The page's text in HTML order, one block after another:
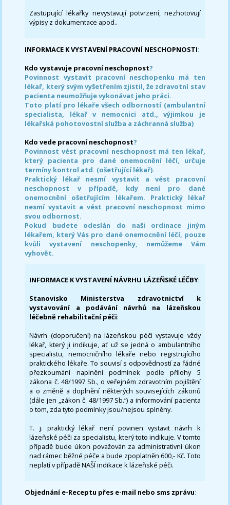
Zastupující lékařky nevystavují potvrzení, nezhotovují
výpisy z dokumentace apod..
INFORMACE K VYSTAVENÍ PRACOVNÍ NESCHOPNOSTI:
Kdo vystavuje pracovní neschopnost?
Povinnost vystavit pracovní neschopenku má ten
lékař, který svým vyšetřením zjistil, že zdravotní stav
pacienta neumožňuje vykonávat jeho práci.
Toto platí pro lékaře všech odborností (ambulantní
specialista, lékař v nemocnici atd., výjimkou je
lékařská pohotovostní služba a záchranná služba)
Kdo vede pracovní neschopnost?
Povinnost vést pracovní neschopnost má ten lékař,
který pacienta pro dané onemocnění léčí, určuje
termíny kontrol atd. (ošetřující lékař).
Praktický lékař nesmí vystavit a vést pracovní
neschopnost v případě, kdy není pro dané
onemocnění ošetřujícím lékařem. Praktický lékař
nesmí vystavit a vést pracovní neschopnost mimo
svou odbornost.
Pokud budete odeslán do naši ordinace jiným
lékařem, který Vás pro dané onemocnění léčí, pouze
kvůli vystavení neschopenky, nemůžeme Vám
vyhovět.
INFORMACE K VYSTAVENÍ NÁVRHU LÁZEŇSKÉ LÉČBY:
Stanovisko Ministerstva zdravotnictví k
vystavování a podávání návrhů na lázeňskou
léčebně rehabilitační péči:
Návrh (doporučení) na lázeňskou péči vystavuje vždy
lékař, který ji indikuje, ať už se jedná o ambulantního
specialistu, nemocničního lékaře nebo registrujícího
praktického lékaře. To souvisí s odpovědností za řádné
přezkoumání naplnění podmínek podle přílohy 5
zákona č. 48/1997 Sb., o veřejném zdravotním pojištění
a o změně a doplnění některých souvisejících zákonů
(dále jen „zákon č. 48/1997 Sb.“) a informování pacienta
o tom, zda tyto podmínky jsou/nejsou splněny.
T. j. praktický lékař není povinen vystavit návrh k
lázeňské péči za specialistu, který toto indikuje. V tomto
případě bude úkon považován za administrativní úkon
nad rámec běžné péče a bude zpoplatněn 600,- Kč. Toto
neplatí v případě NAŠÍ indikace k lázeňské péči.
Objednání e-Receptu přes e-mail nebo sms zprávu: